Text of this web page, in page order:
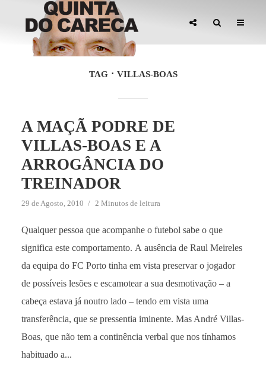
TAG VILLAS-BOAS
A MAÇÃ PODRE DE
VILLAS-BOAS E A
ARROGÂNCIA DO
TREINADOR
29 de Agosto, 2010 2 Minutos de leitura
Qualquer pessoa que acompanhe o futebol sabe o que
significa este comportamento. A ausência de Raul Meireles
da equipa do FC Porto tinha em vista preservar o jogador
de possíveis lesões e escamotear a sua desmotivação – a
cabeça estava já noutro lado – tendo em vista uma
transferência, que se pressentia iminente. Mas André Villas-
Boas, que não tem a continência verbal que nos tínhamos
habituado a...